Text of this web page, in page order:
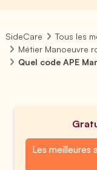
SideCare
Tous les
Métier Manoeuvre
Quel code APE
Les meilleures